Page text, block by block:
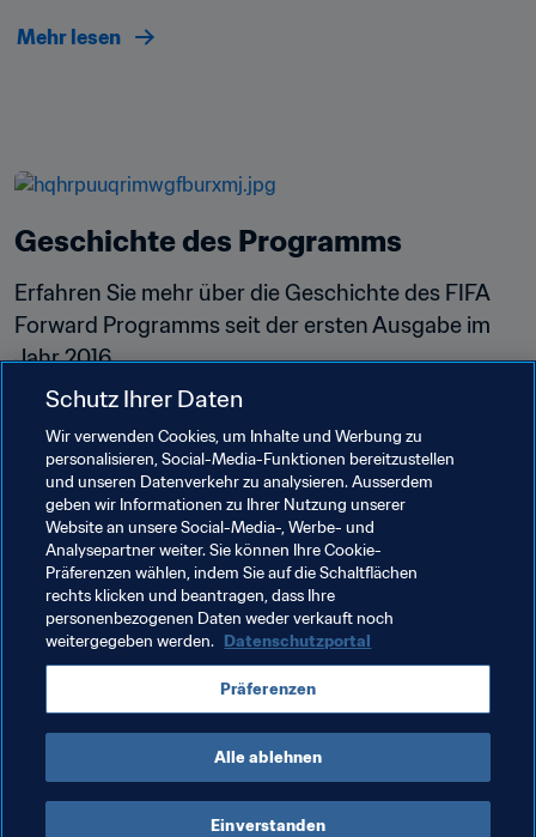
Mehr lesen
Geschichte des Programms
Erfahren Sie mehr über die Geschichte des FIFA
Forward Programms seit der ersten Ausgabe im
Jahr 2016.
Mehr lesen
Verwandte Themen
FIFA Forward FIFA-Präsident Organisation
Organisation Comoros CAF
Schutz Ihrer Daten
Wir verwenden Cookies, um Inhalte und Werbung zu
personalisieren, Social-Media-Funktionen bereitzustellen
und unseren Datenverkehr zu analysieren. Ausserdem
geben wir Informationen zu Ihrer Nutzung unserer
Website an unsere Social-Media-, Werbe- und
Analysepartner weiter. Sie können Ihre Cookie-
Präferenzen wählen, indem Sie auf die Schaltflächen
rechts klicken und beantragen, dass Ihre
personenbezogenen Daten weder verkauft noch
weitergegeben werden. Datenschutzportal
Präferenzen
Alle ablehnen
Einverstanden